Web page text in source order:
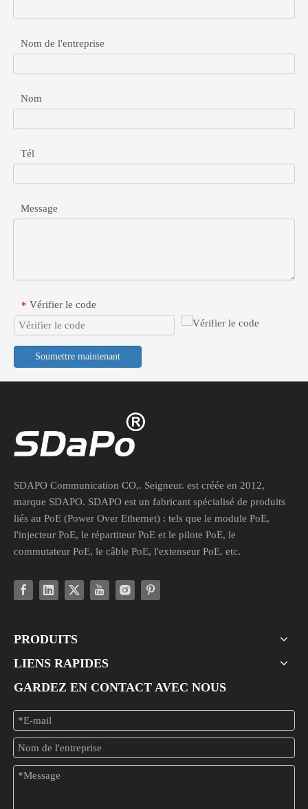
Connectez en toute sécurité des appareils passifs 24 V à des
Intégrez en toute sécurité des appareils non PoE existants dans
Nom de l'entreprise
Nom
Tél
Message
* Vérifier le code
Soumettre maintenant
SDAPO Communication CO,. Seigneur. est créée en 2012,
marque SDAPO. SDAPO est un fabricant spécialisé de produits
liés au PoE (Power Over Ethernet) : tels que le module PoE,
l'injecteur PoE, le répartiteur PoE et le pilote PoE, le
commutateur PoE, le câble PoE, l'extenseur PoE, etc.
PRODUITS
LIENS RAPIDES
GARDEZ EN CONTACT AVEC NOUS